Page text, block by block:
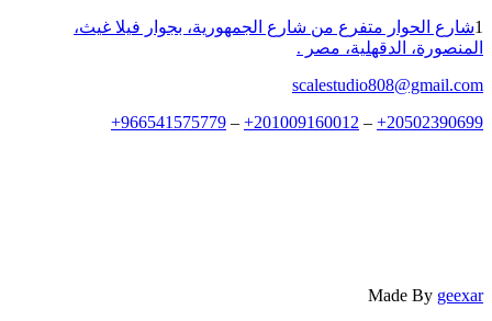
1شارع الحوار متفرع من شارع الجمهورية، بجوار فيلا غيث،
المنصورة، الدقهلية، مصر .
scalestudio808@gmail.com
20502390699
+
–
201009160012
+
–
966541575779
+
Made By geexar